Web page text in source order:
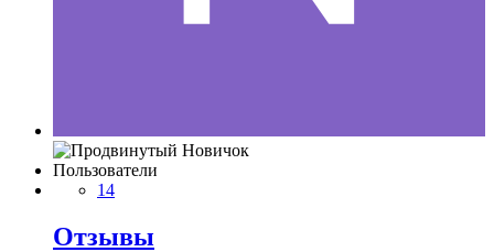
Пользователи
14
Отзывы